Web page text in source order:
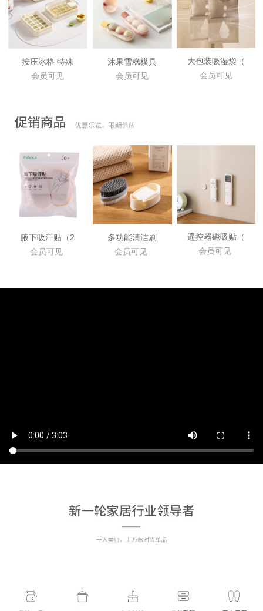
按压冰格 特殊
会员可见
沐果雪糕模具
会员可见
大包装吸湿袋（
会员可见
腋下吸汗贴（2
会员可见
多功能清洁刷
会员可见
遥控器磁吸贴（
会员可见